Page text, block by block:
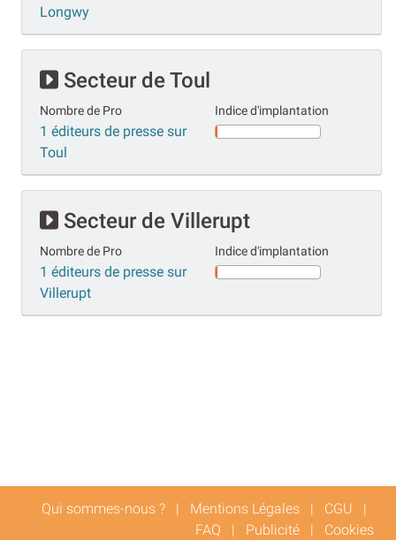
Longwy
Secteur de Toul
Nombre de Pro
1 éditeurs de presse sur
Toul
Indice d'implantation
Secteur de Villerupt
Nombre de Pro
1 éditeurs de presse sur
Villerupt
Indice d'implantation
Qui sommes-nous ? | Mentions Légales | CGU |
FAQ | Publicité | Cookies